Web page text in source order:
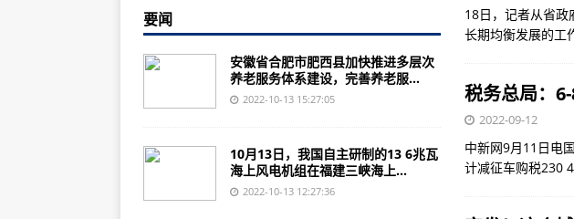
加拿大要求三家中企撤出对加矿产投资，商务部回应
美媒：所谓对华“脱钩”只会让美国失去钱包和人心
韩国男团在印尼演出发生歌迷推挤，致30人晕厥
“义新欧”中欧班列对德进出口年均增速64.7%
中国冰雪新赛季首金！中国队夺得短道速滑世界杯盐湖城站混合团体
18日，记者从省
长期均衡发展的工
税务总局：
2022-09-12
中新网9月11日电
计减征车购税230
要闻
安徽省合肥市肥西县加快推进多层次
养老服务体系建设，完善养老服...
2022-10-13 15:27:05
10月13日，我国自主研制的13 6兆瓦
海上风电机组在福建三峡海上...
2022-10-13 12:27:36